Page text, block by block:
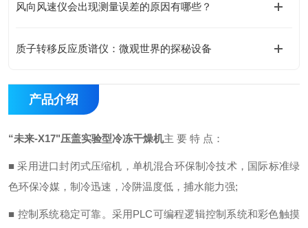
风向风速仪会出现测量误差的原因有哪些？
质子转移反应质谱仪：微观世界的探秘设备
产品介绍
“未来-X17"压盖实验型冷冻干燥机主 要 特 点：
■ 采用进口封闭式压缩机，单机混合环保制冷技术，国际标准绿
色环保冷媒，制冷迅速，冷阱温度低，捕水能力强;
■ 控制系统稳定可靠。采用PLC可编程逻辑控制系统和彩色触摸